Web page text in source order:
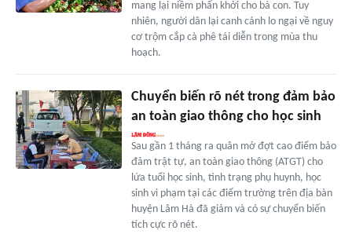
mang lại niềm phấn khởi cho bà con. Tuy
nhiên, người dân lại canh cánh lo ngại về nguy
cơ trộm cắp cà phê tái diễn trong mùa thu
hoạch.
Chuyển biến rõ nét trong đảm bảo
an toàn giao thông cho học sinh
Sau gần 1 tháng ra quân mở đợt cao điểm bảo
đảm trật tự, an toàn giao thông (ATGT) cho
lứa tuổi học sinh, tình trạng phụ huynh, học
sinh vi phạm tại các điểm trường trên địa bàn
huyện Lâm Hà đã giảm và có sự chuyển biến
tích cực rõ nét.